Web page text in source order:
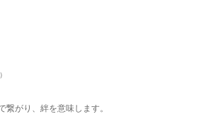
繋がり、絆を意味します。